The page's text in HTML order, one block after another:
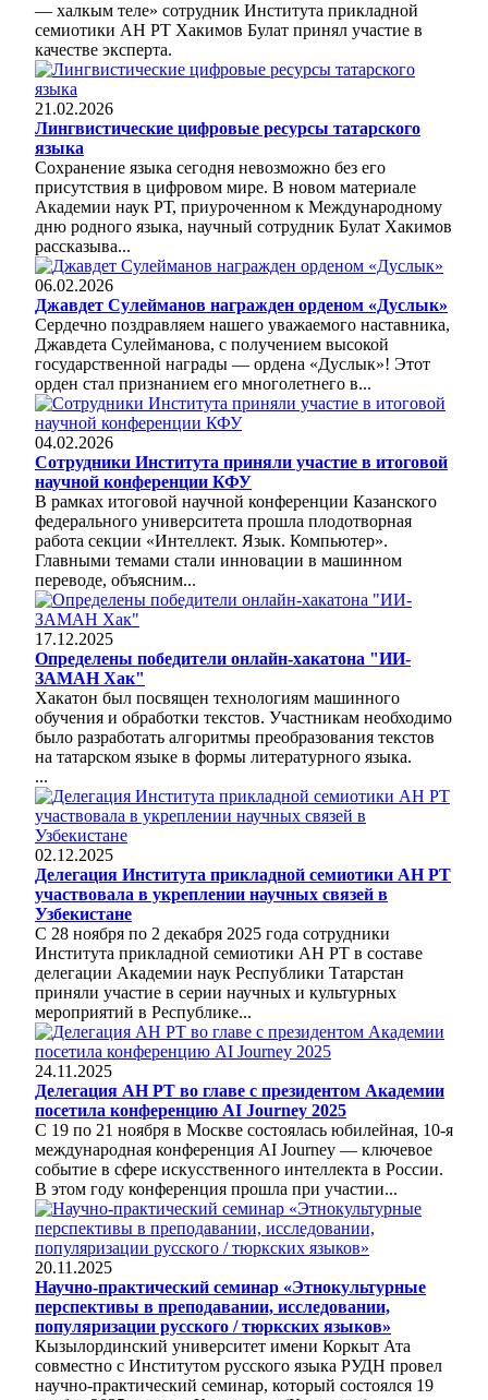
— халкым теле» сотрудник Института прикладной
семиотики АН РТ Хакимов Булат принял участие в
качестве эксперта.
21.02.2026
Лингвистические цифровые ресурсы татарского
языка
Сохранение языка сегодня невозможно без его
присутствия в цифровом мире. В новом материале
Академии наук РТ, приуроченном к Международному
дню родного языка, научный сотрудник Булат Хакимов
рассказыва...
06.02.2026
Джавдет Сулейманов награжден орденом «Дуслык»
Сердечно поздравляем нашего уважаемого наставника,
Джавдета Сулейманова, с получением высокой
государственной награды — ордена «Дуслык»! Этот
орден стал признанием его многолетнего в...
04.02.2026
Сотрудники Института приняли участие в итоговой
научной конференции КФУ
В рамках итоговой научной конференции Казанского
федерального университета прошла плодотворная
работа секции «Интеллект. Язык. Компьютер».
Главными темами стали инновации в машинном
переводе, объясним...
17.12.2025
Определены победители онлайн-хакатона "ИИ-
ЗАМАН Хак"
Хакатон был посвящен технологиям машинного
обучения и обработки текстов. Участникам необходимо
было разработать алгоритмы преобразования текстов
на татарском языке в формы литературного языка.
...
02.12.2025
Делегация Института прикладной семиотики АН РТ
участвовала в укреплении научных связей в
Узбекистане
С 28 ноября по 2 декабря 2025 года сотрудники
Института прикладной семиотики АН РТ в составе
делегации Академии наук Республики Татарстан
приняли участие в серии научных и культурных
мероприятий в Республике...
24.11.2025
Делегация АН РТ во главе с президентом Академии
посетила конференцию AI Journey 2025
С 19 по 21 ноября в Москве состоялась юбилейная, 10-я
международная конференция AI Journey — ключевое
событие в сфере искусственного интеллекта в России.
В этом году конференция прошла при участии...
20.11.2025
Научно-практический семинар «Этнокультурные
перспективы в преподавании, исследовании,
популяризации русского / тюркских языков»
Кызылординский университет имени Коркыт Ата
совместно с Институтом русского языка РУДН провел
научно-практический семинар, который состоялся 19